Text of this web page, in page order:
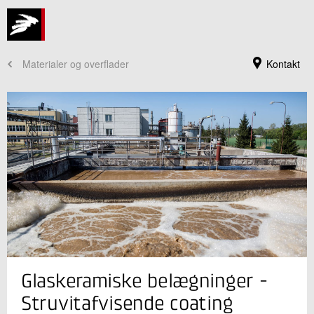
Kontakt
Materialer og overflader
Jeg er din kontaktperson
Claus Bischoff
Seniorkonsulent
Plast og Emballage
Glaskeramiske belægninger -
Struvitafvisende coating